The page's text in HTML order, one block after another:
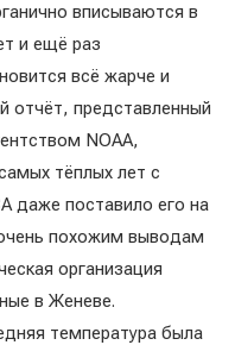
вписываются в
и ещё раз
всё жарче и
отчёт, представленный
NOAA,
тёплых лет с
даже поставило его на
похожим выводам
организация
в Женеве.
температура была